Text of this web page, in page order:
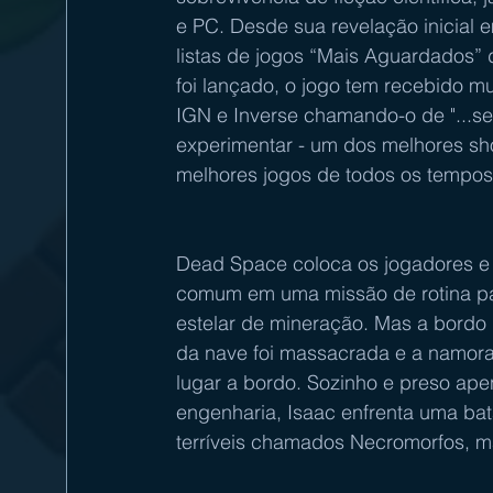
e PC. Desde sua revelação inicial
listas de jogos “Mais
foi lançado, o jogo tem recebido
IGN e Inverse chamando-o de
experimentar - um dos melhores
melhores jogos de todos os
Dead Space coloca os jogadores
comum em uma missão de rotina
estelar de mineração. Mas a
da nave foi massacrada e a
lugar a bordo. Sozinho e preso
engenharia, Isaac enfrenta uma
terríveis chamados Necromorfos,